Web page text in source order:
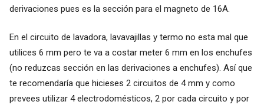
derivaciones pues es la sección para el magneto de 16A.
En el circuito de lavadora, lavavajillas y termo no esta mal que
utilices 6 mm pero te va a costar meter 6 mm en los enchufes
(no reduzcas sección en las derivaciones a enchufes). Así que
te recomendaría que hicieses 2 circuitos de 4 mm y como
prevees utilizar 4 electrodomésticos, 2 por cada circuito y por